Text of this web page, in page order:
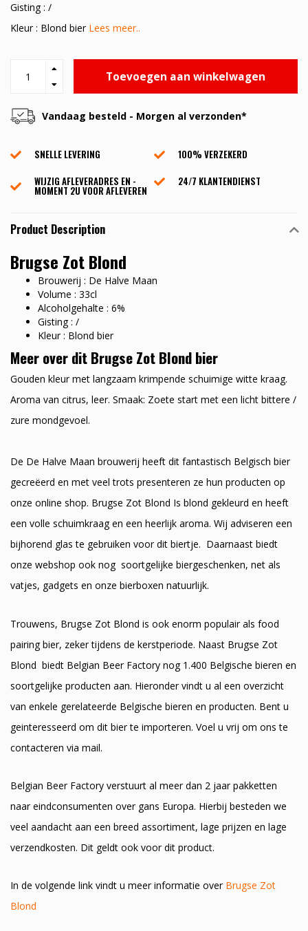
Gisting : /
Kleur : Blond bier Lees meer..
Toevoegen aan winkelwagen
Vandaag besteld - Morgen al verzonden*
SNELLE LEVERING
100% VERZEKERD
WIJZIG AFLEVERADRES EN -
MOMENT 2U VOOR AFLEVEREN
24/7 KLANTENDIENST
Product Description
Brugse Zot Blond
Brouwerij : De Halve Maan
Volume : 33cl
Alcoholgehalte : 6%
Gisting : /
Kleur : Blond bier
Meer over dit Brugse Zot Blond bier
Gouden kleur met langzaam krimpende schuimige witte kraag.
Aroma van citrus, leer. Smaak: Zoete start met een licht bittere /
zure mondgevoel.
De De Halve Maan brouwerij heeft dit fantastisch Belgisch bier
gecreëerd en met veel trots presenteren ze hun producten op
onze online shop. Brugse Zot Blond Is blond gekleurd en heeft
een volle schuimkraag en een heerlijk aroma. Wij adviseren een
bijhorend glas te gebruiken voor dit biertje. Daarnaast biedt
onze webshop ook nog soortgelijke biergeschenken, net als
vatjes, gadgets en onze bierboxen natuurlijk.
Trouwens, Brugse Zot Blond is ook enorm populair als food
pairing bier, zeker tijdens de kerstperiode. Naast Brugse Zot
Blond biedt Belgian Beer Factory nog 1.400 Belgische bieren en
soortgelijke producten aan. Hieronder vindt u al een overzicht
van enkele gerelateerde Belgische bieren en producten. Bent u
geinteresseerd om dit bier te importeren. Voel u vrij om ons te
contacteren via mail.
Belgian Beer Factory verstuurt al meer dan 2 jaar pakketten
naar eindconsumenten over gans Europa. Hierbij besteden we
veel aandacht aan een breed assortiment, lage prijzen en lage
verzendkosten. Dit geldt ook voor dit product.
In de volgende link vindt u meer informatie overBrugse Zot
Blond